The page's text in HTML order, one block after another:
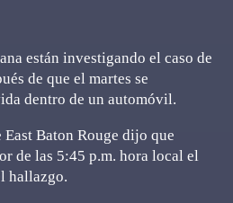
están investigando el caso de
de que el martes se
dentro de un automóvil.
Baton Rouge dijo que
de las 5:45 p.m. hora local el
hallazgo.